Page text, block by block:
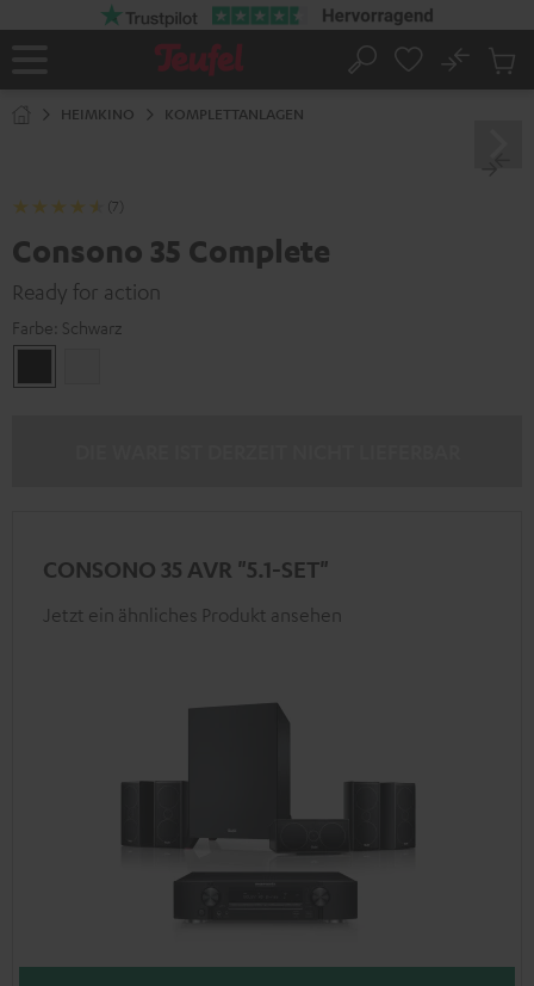
Startseite
Suche
No
HEIMKINO KOMPLETTANLAGEN
(7)
Consono 35 Complete
Ready for action
Farbe: Schwarz
CONSONO 35 AVR "5.1-SET"
Jetzt ein ähnliches Produkt ansehen